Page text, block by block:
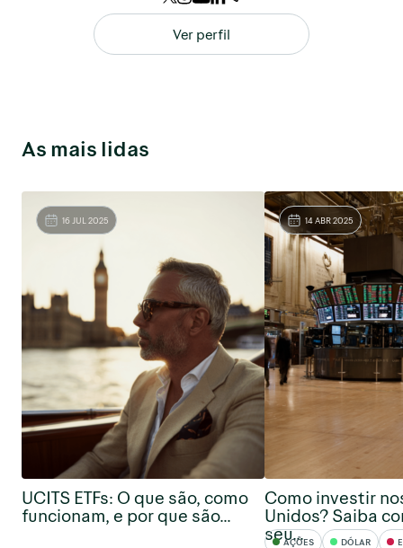
Ver perfil
As mais lidas
16 JUL 2025
UCITS ETFs: O que são, como
funcionam, e por que são...
14 ABR 2025
Como investir
Unidos? Saiba
seu...
AÇÕES DÓLAR